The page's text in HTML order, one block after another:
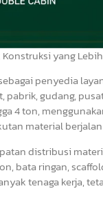
yang
penyedia
pabrik, gudang,
4 ton,
material
distribusi
bata ringan,
tenaga kerja,